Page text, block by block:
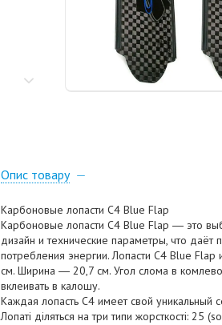
Опис товару
Карбоновые лопасти C4 Blue Flap
Карбоновые лопасти С4 Blue Flap ― это
дизайн и технические параметры, что даёт
потребления энергии. Лопасти C4 Blue
см. Ширина ― 20,7 см. Угол слома в
вклеивать в калошу.
Каждая лопасть С4 имеет свой уникальный
Лопаті діляться на три типи жорсткості: 25